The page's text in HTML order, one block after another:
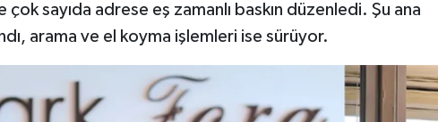
sayıda adrese eş zamanlı baskın düzenledi. Şu ana
arama ve el koyma işlemleri ise sürüyor.